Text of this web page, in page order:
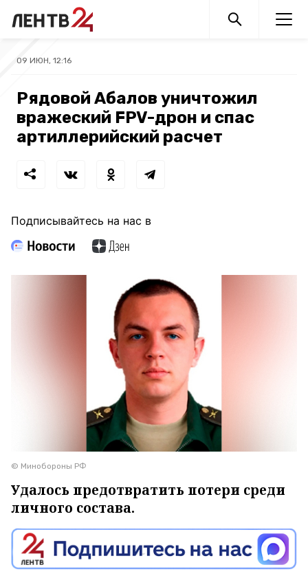
09 ИЮН, 12:16
Рядовой Абалов уничтожил
вражеский FPV-дрон и спас
артиллерийский расчет
Подписывайтесь на нас в
© Минобороны РФ
Удалось предотвратить потери среди
личного состава.